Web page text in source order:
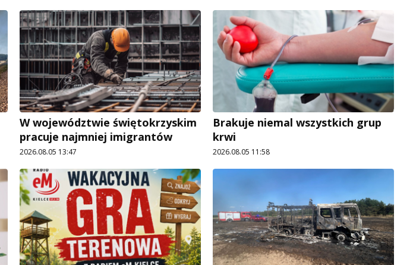
W województwie świętokrzyskim
pracuje najmniej imigrantów
2026.08.05 13:47
Brakuje niemal wszystkich grup
krwi
2026.08.05 11:58